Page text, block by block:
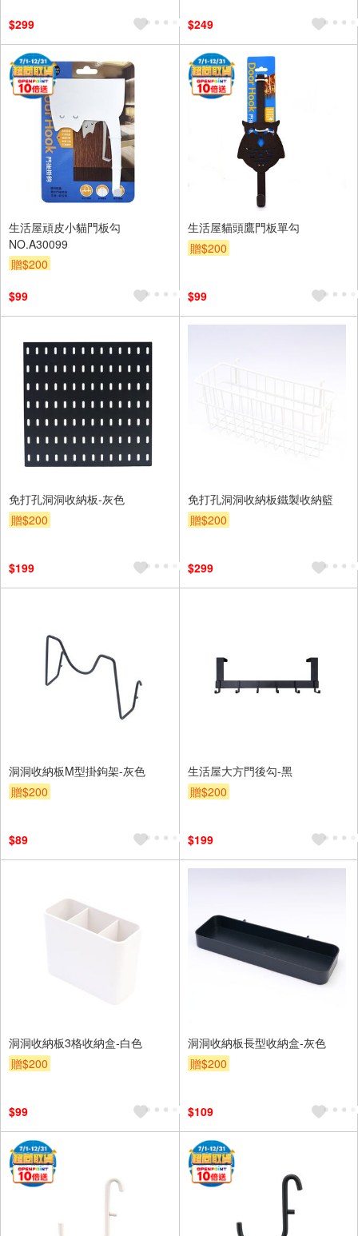
$299 $249
生活屋頑皮小貓門板勾
NO.A30099
贈$200
$99
生活屋貓頭鷹門板單勾
贈$200
$99
免打孔洞洞收納板-灰色
贈$200
$199
免打孔洞洞收納板鐵製收納籃
贈$200
$299
洞洞收納板M型掛鉤架-灰色
贈$200
$89
生活屋大方門後勾-黑
贈$200
$199
洞洞收納板3格收納盒-白色
贈$200
$99
洞洞收納板長型收納盒-灰色
贈$200
$109